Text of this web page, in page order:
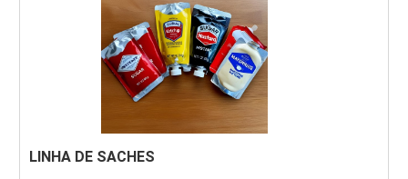
que o produto deve sempre ser adquirido com
empresas especializadas no segmento. Esse
tipo de cuidado é fundamental para alimentos
e itens de higiene, pois evita a aquisição de
insumos de baixa qualidade ou com pouca
variedade, contribuindo para a satisfação do
consumidor.Se alguém quer achar cesta básica
LINHA DE SACHES